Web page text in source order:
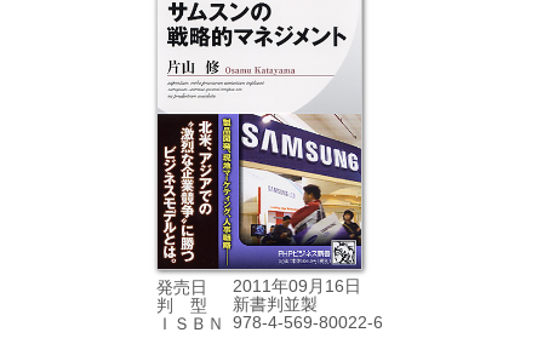
発売日
2011年09月16日
判 型
新書判並製
ＩＳＢＮ
978-4-569-80022-6